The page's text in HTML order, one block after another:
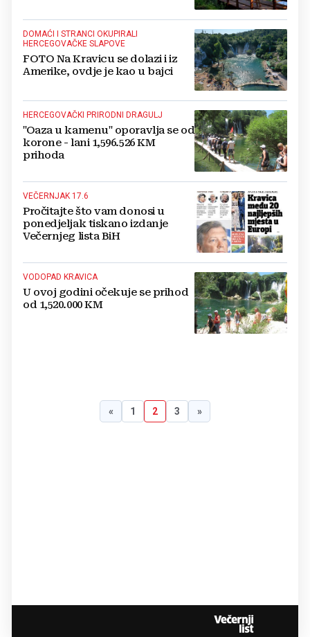
DOMAĆI I STRANCI OKUPIRALI
HERCEGOVAČKE SLAPOVE
FOTO Na Kravicu se dolazi i iz
Amerike, ovdje je kao u bajci
HERCEGOVAČKI PRIRODNI DRAGULJ
"Oaza u kamenu" oporavlja se od
korone - lani 1,596.526 KM
prihoda
VEČERNJAK 17.6
Pročitajte što vam donosi u
ponedjeljak tiskano izdanje
Večernjeg lista BiH
VODOPAD KRAVICA
U ovoj godini očekuje se prihod
od 1,520.000 KM
« 1 2 3 »